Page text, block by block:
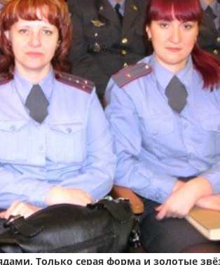
Только серая форма и золотые